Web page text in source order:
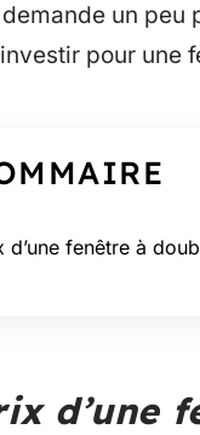
un peu
pour une
d’une fenêtre à
d’une